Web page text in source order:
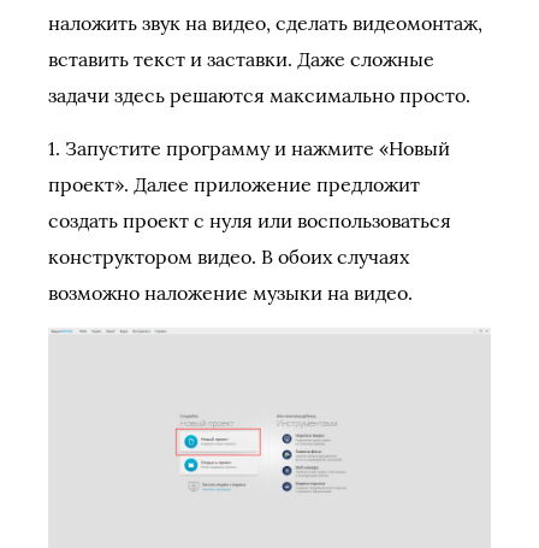
наложить звук на видео, сделать видеомонтаж,
вставить текст и заставки. Даже сложные
задачи здесь решаются максимально просто.
1. Запустите программу и нажмите «Новый
проект». Далее приложение предложит
создать проект с нуля или воспользоваться
конструктором видео. В обоих случаях
возможно наложение музыки на видео.